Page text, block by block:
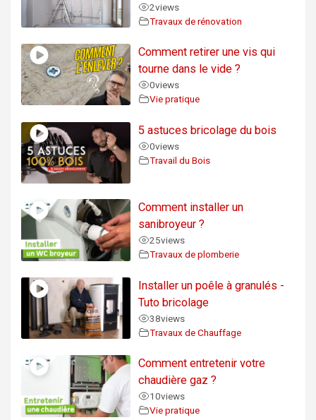
2views
Travaux de rénovation
Comment retirer une vis qui
tourne dans le vide ?
0views
Vie pratique
5 astuces bricolage du bois
0views
Travail du Bois
Comment installer un
sanibroyeur ?
25views
Travaux de plomberie
Installer un poêle à granulés -
Tuto bricolage
38views
Travaux de Chauffage
Comment entretenir votre
chaudière gaz ?
10views
Vie pratique